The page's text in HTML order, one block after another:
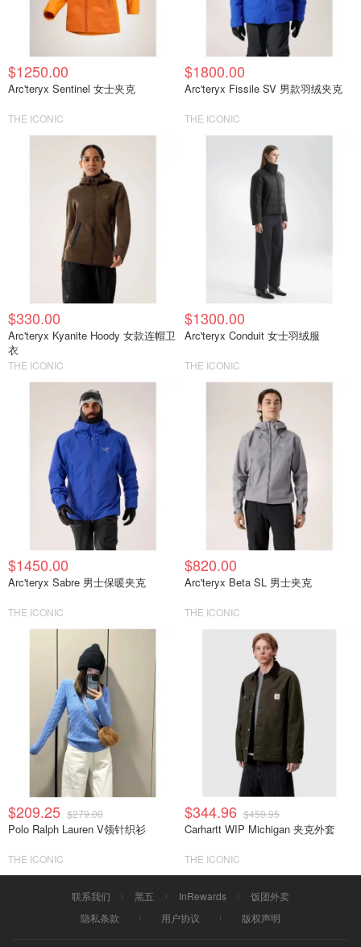
$1250.00
Arc'teryx Sentinel 女士夹克
THE ICONIC
$1800.00
Arc'teryx Fissile SV 男款羽绒夹克
THE ICONIC
$330.00
Arc'teryx Kyanite Hoody 女款连帽卫
衣
THE ICONIC
$1300.00
Arc'teryx Conduit 女士羽绒服
THE ICONIC
$1450.00
Arc'teryx Sabre 男士保暖夹克
THE ICONIC
$820.00
Arc'teryx Beta SL 男士夹克
THE ICONIC
$209.25 $279.00
Polo Ralph Lauren V领针织衫
THE ICONIC
$344.96 $459.95
Carhartt WIP Michigan 夹克外套
THE ICONIC
联系我们 黑五 InRewards
饭团外卖
隐私条款
用户协议 版权声明